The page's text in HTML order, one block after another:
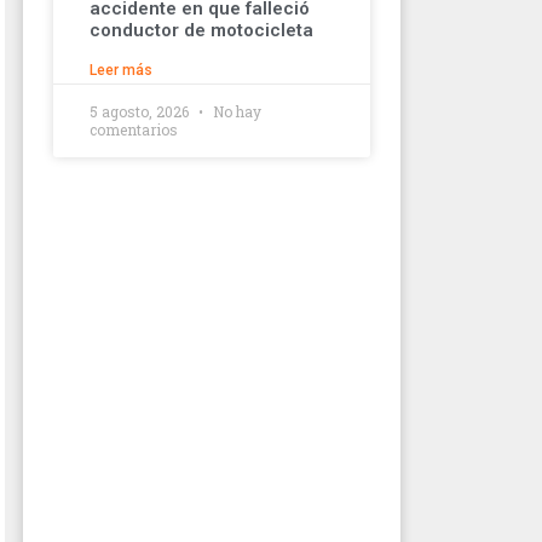
accidente en que falleció
conductor de motocicleta
Leer más
5 agosto, 2026
No hay
comentarios